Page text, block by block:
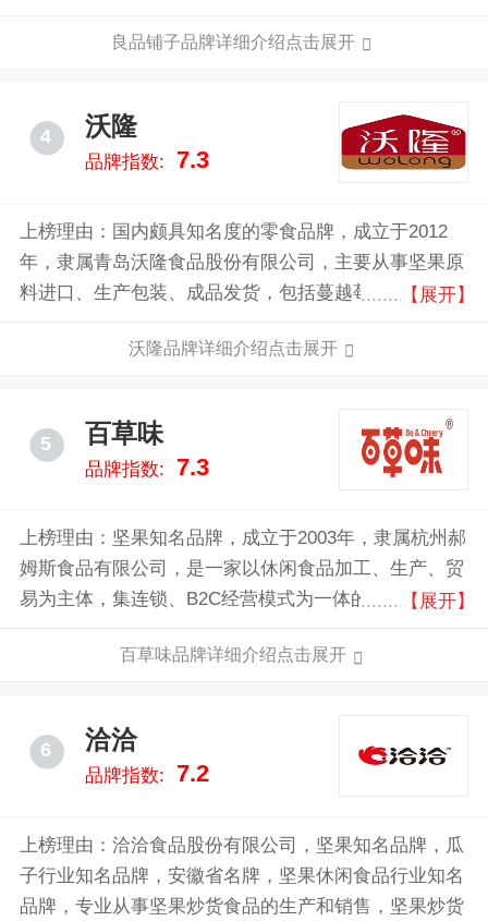
良品铺子品牌详细介绍点击展开
4 沃隆
品牌指数: 7.3
上榜理由：国内颇具知名度的零食品牌，成立于2012
年，隶属青岛沃隆食品股份有限公司，主要从事坚果原
料进口、生产包装、成品发货，包括蔓越莓干，专注于
品深受消费者喜爱。
【展开】
沃隆品牌详细介绍点击展开
5 百草味
品牌指数: 7.3
上榜理由：坚果知名品牌，成立于2003年，隶属杭州郝
姆斯食品有限公司，是一家以休闲食品加工、生产、贸
易为主体，集连锁、B2C经营模式为一体的新型企业，
食、糕点点心、饼干膨化、糖巧果冻、方便速食等全品
【展开】
百草味品牌详细介绍点击展开
6 洽洽
品牌指数: 7.2
上榜理由：洽洽食品股份有限公司，坚果知名品牌，瓜
子行业知名品牌，安徽省名牌，坚果休闲食品行业知名
品牌，专业从事坚果炒货食品的生产和销售，坚果炒货